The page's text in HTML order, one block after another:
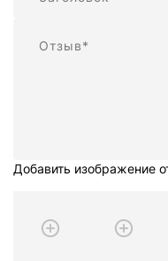
Добавить изображение